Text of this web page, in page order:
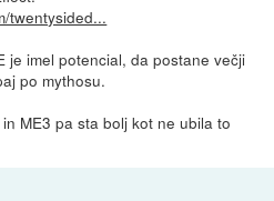
twentysided...
je imel potencial, da postane večji
po mythosu.
ME3 pa sta bolj kot ne ubila to